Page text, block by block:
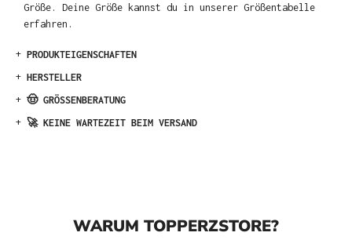
Größe. Deine Größe kannst du in unserer Größentabelle
erfahren.
+ PRODUKTEIGENSCHAFTEN
+ HERSTELLER
+ 🤠 GRÖSSENBERATUNG
+ 🚀 KEINE WARTEZEIT BEIM VERSAND
WARUM TOPPERZSTORE?